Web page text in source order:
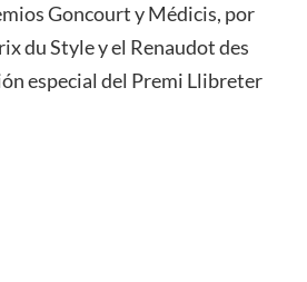
Goncourt y Médicis, por
du Style y el Renaudot des
especial del Premi Llibreter